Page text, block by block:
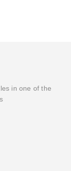
in one of the